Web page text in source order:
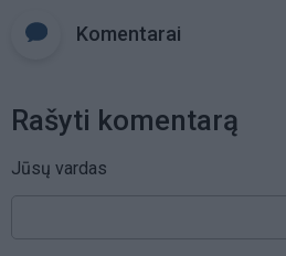
Komentarai
Rašyti komentarą
Jūsų vardas